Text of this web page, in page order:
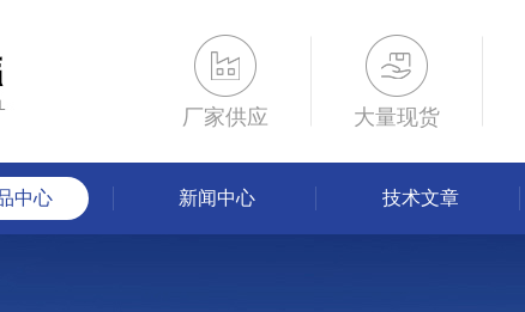
厂家供应 大量现货
中心 新闻中心 技术文章